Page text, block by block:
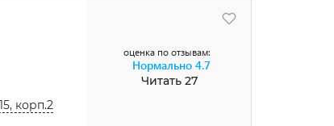
корп.2
оценка по отзывам:
Нормально 4.7
Читать 27